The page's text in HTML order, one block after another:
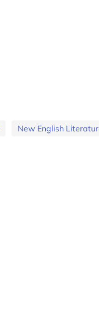
New English